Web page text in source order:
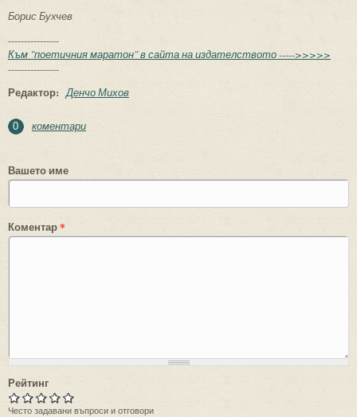
Борис Бухчев
----------------
Към "поетичния маратон" в сайта на издателството ----->>>>>
----------------
Редактор: Денчо Михов
0 коментари
Вашето име
Коментар*
Рейтинг
Често задавани въпроси и отговори